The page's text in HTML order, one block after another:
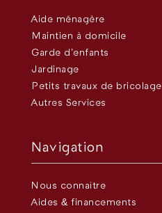
Aide ménagère
Maintien à domicile
Garde d’enfants
Jardinage
Petits travaux de bricolage
Autres Services
Navigation
Nous connaître
Aides & financements